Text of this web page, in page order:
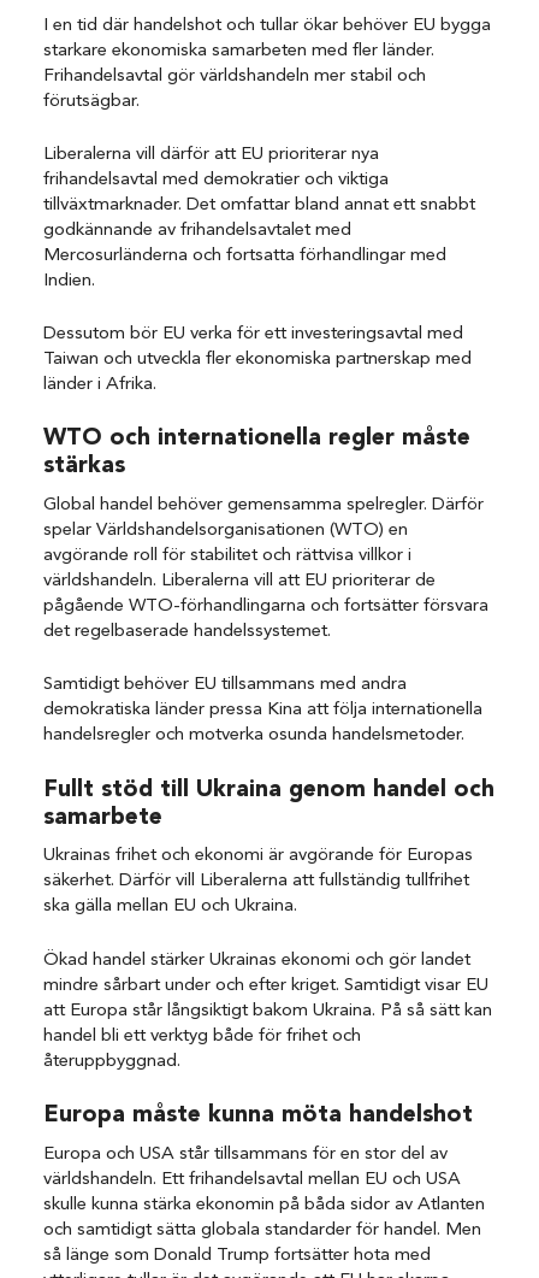
I en tid där handelshot och tullar ökar behöver EU bygga
starkare ekonomiska samarbeten med fler länder.
Frihandelsavtal gör världshandeln mer stabil och
förutsägbar.
Liberalerna vill därför att EU prioriterar nya
frihandelsavtal med demokratier och viktiga
tillväxtmarknader. Det omfattar bland annat ett snabbt
godkännande av frihandelsavtalet med
Mercosurländerna och fortsatta förhandlingar med
Indien.
Dessutom bör EU verka för ett investeringsavtal med
Taiwan och utveckla fler ekonomiska partnerskap med
länder i Afrika.
WTO och internationella regler måste
stärkas
Global handel behöver gemensamma spelregler. Därför
spelar Världshandelsorganisationen (WTO) en
avgörande roll för stabilitet och rättvisa villkor i
världshandeln. Liberalerna vill att EU prioriterar de
pågående WTO-förhandlingarna och fortsätter försvara
det regelbaserade handelssystemet.
Samtidigt behöver EU tillsammans med andra
demokratiska länder pressa Kina att följa internationella
handelsregler och motverka osunda handelsmetoder.
Fullt stöd till Ukraina genom handel och
samarbete
Ukrainas frihet och ekonomi är avgörande för Europas
säkerhet. Därför vill Liberalerna att fullständig tullfrihet
ska gälla mellan EU och Ukraina.
Ökad handel stärker Ukrainas ekonomi och gör landet
mindre sårbart under och efter kriget. Samtidigt visar EU
att Europa står långsiktigt bakom Ukraina. På så sätt kan
handel bli ett verktyg både för frihet och
återuppbyggnad.
Europa måste kunna möta handelshot
Europa och USA står tillsammans för en stor del av
världshandeln. Ett frihandelsavtal mellan EU och USA
skulle kunna stärka ekonomin på båda sidor av Atlanten
och samtidigt sätta globala standarder för handel. Men
så länge som Donald Trump fortsätter hota med